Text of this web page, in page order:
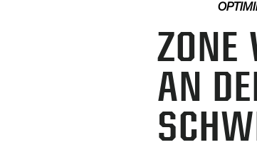
ZONE
AN